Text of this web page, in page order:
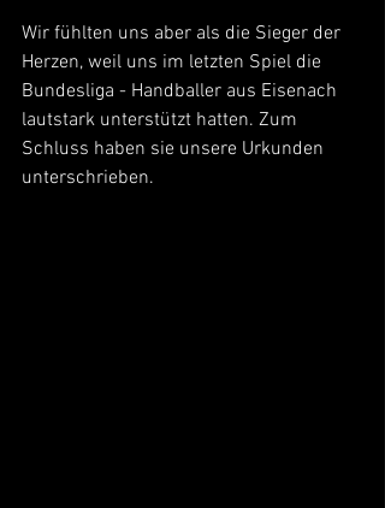
Wir fühlten uns aber als die Sieger der
Herzen, weil uns im letzten Spiel die
Bundesliga - Handballer aus Eisenach
lautstark unterstützt hatten. Zum
Schluss haben sie unsere Urkunden
unterschrieben.